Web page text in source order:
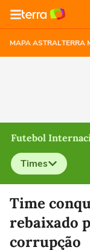
MAPA ASTRALTERRA
Futebol
Times
Selecione o time
Time
rebaixado
corrupção